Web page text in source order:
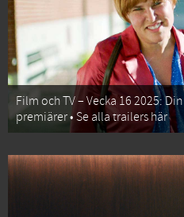
Film och TV – Vecka 16 2025:
premiärer • Se alla trailers här